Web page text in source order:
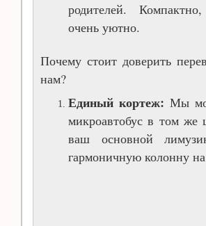
родителей.
очень уютно.
Почему стоит доверить
нам?
Единый кортеж: Мы
микроавтобус в том же
ваш основной
гармоничную колонну на